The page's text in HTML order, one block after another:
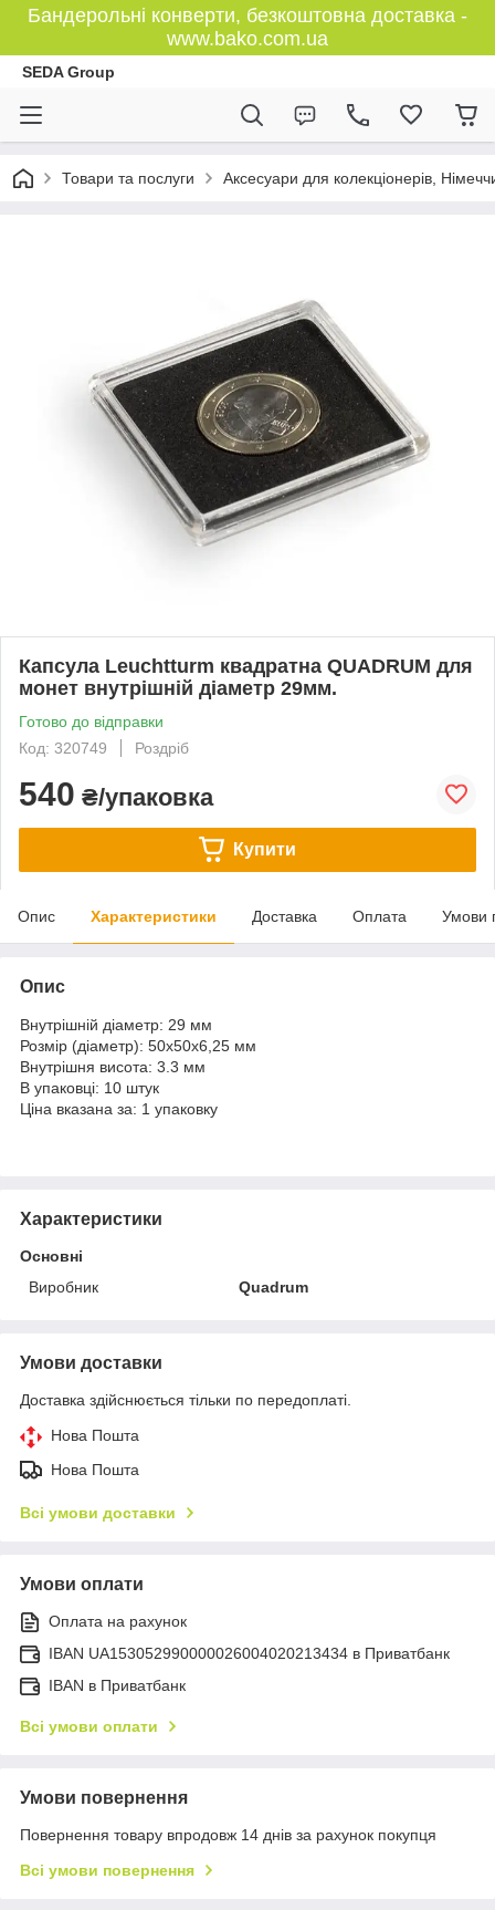
Бандерольні конверти, безкоштовна доставка -
www.bako.com.ua
SEDA Group
Товари та послуги Аксесуари для колекціонерів,
Капсула Leuchtturm квадратна QUADRUM для
монет внутрішній діаметр 29мм.
Готово до відправки
Код: 320749
Роздріб
540 ₴/упаковка
Купити
Опис Характеристики Доставка Оплата Умови
Опис
Внутрішній діаметр: 29 мм
Розмір (діаметр): 50х50х6,25 мм
Внутрішня висота: 3.3 мм
В упаковці: 10 штук
Ціна вказана за: 1 упаковку
Характеристики
Основні
Виробник
Quadrum
Умови доставки
Доставка здійснюється тільки по передоплаті.
Нова Пошта
Нова Пошта
Всі умови доставки
Умови оплати
Оплата на рахунок
IBAN UA153052990000026004020213434 в Приватбанк
IBAN в Приватбанк
Всі умови оплати
Умови повернення
Повернення товару впродовж 14 днів за рахунок покупця
Всі умови повернення